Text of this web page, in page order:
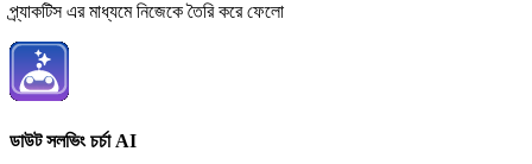
প্র্যাকটিস এর মাধ্যমে নিজেকে তৈরি করে ফেলো
ডাউট সলভিং চর্চা AI